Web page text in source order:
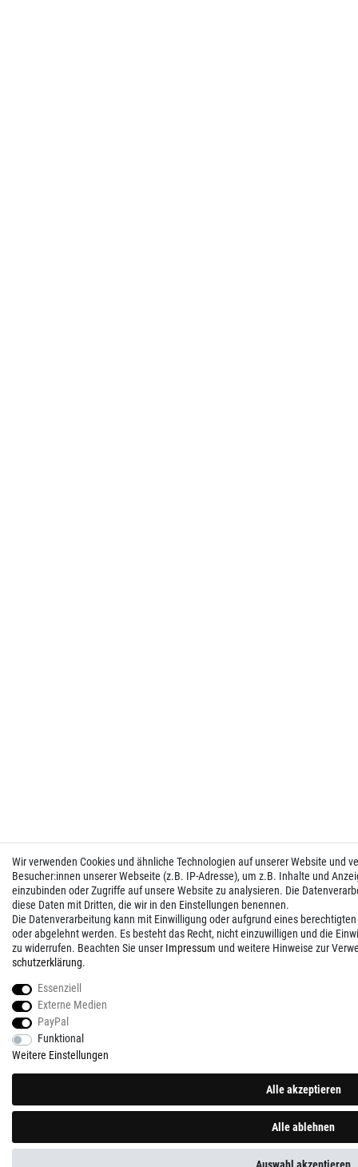
Wir verwenden Cookies und ähnliche Technologien auf unserer Website und
Besucher:innen unserer Webseite (z.B. IP-Adresse), um z.B. Inhalte und
einzubinden oder Zugriffe auf unsere Website zu analysieren. Die
diese Daten mit Dritten, die wir in den Einstellungen benennen.
Die Datenverarbeitung kann mit Einwilligung oder aufgrund eines
oder abgelehnt werden. Es besteht das Recht, nicht einzuwilligen und die
zu widerrufen. Beachten Sie unser Impressum und weitere Hinweise zur
schutz­erklärung.
Essenziell
Externe Medien
PayPal
Funktional
Weitere Einstellungen
Alle akzeptieren
Alle ablehnen
Auswahl akzeptieren